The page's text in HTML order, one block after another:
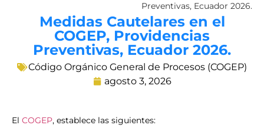
Preventivas, Ecuador 2026.
Medidas Cautelares en el
COGEP, Providencias
Preventivas, Ecuador 2026.
Código Orgánico General de Procesos (COGEP)
agosto 3, 2026
El COGEP, establece las siguientes: